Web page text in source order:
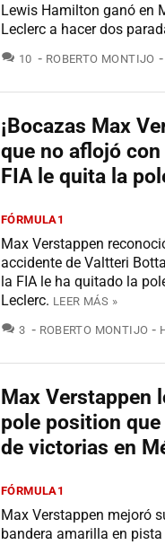
Lewis Hamilton ganó en
Leclerc a hacer dos
10 COMENTARIOS
ROBERTO MONTIJO
¡Bocazas Max
que no aflojó
FIA le quita la
FÓRMULA1
Max Verstappen
accidente de Valtteri
la FIA le ha quitado la
Leclerc. LEER MÁS »
3 COMENTARIOS
ROBERTO MONTIJO
Max Verstappen
pole position
de victorias en
FÓRMULA1
Max Verstappen mejoró
bandera amarilla en